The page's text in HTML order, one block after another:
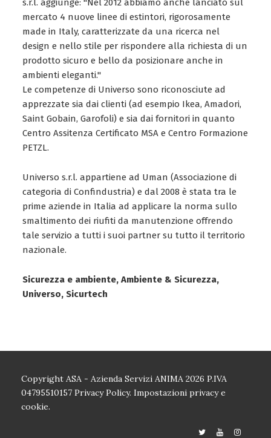
s.r.l. aggiunge: "Nel 2012 abbiamo anche lanciato sul
mercato 4 nuove linee di estintori, rigorosamente
made in Italy, caratterizzate da una ricerca nel
design e nello stile per rispondere alla richiesta di un
prodotto sicuro e bello da posizionare anche in
ambienti eleganti."
Le competenze di Universo sono riconosciute ad
apprezzate sia dai clienti (ad esempio Ikea, Amadori,
Saint Gobain, Garofoli) e sia dai fornitori in quanto
Centro Assitenza Certificato MSA e Centro Formazione
PETZL.
Universo s.r.l. appartiene ad Uman (Associazione di
categoria di Confindustria) e dal 2008 è stata tra le
prime aziende in Italia ad applicare la norma sullo
smaltimento dei riufiti da manutenzione offrendo
tale servizio a tutti i suoi partner su tutto il territorio
nazionale.
Sicurezza e ambiente, Ambiente & Sicurezza,
Universo, Sicurtech
Copyright ASA - Azienda Servizi ANIMA 2026 P.IVA
04795510157 Privacy Policy. Impostazioni privacy e
cookie.